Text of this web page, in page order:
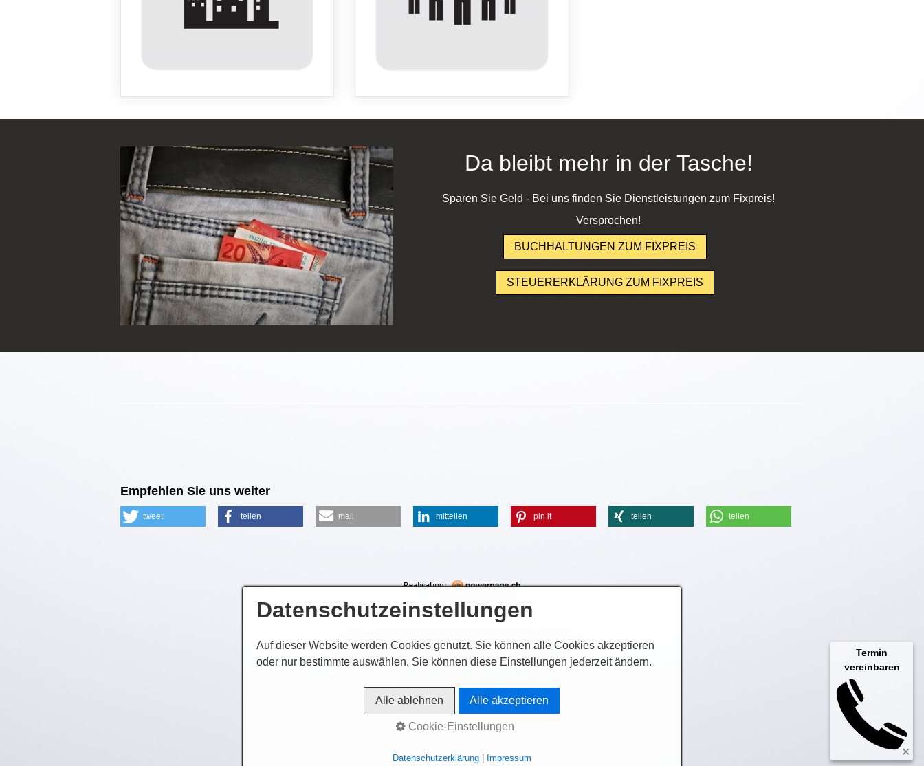
Da bleibt mehr in der Tasche!
Sparen Sie Geld - Bei uns finden Sie Dienstleistungen zum Fixpreis!
Versprochen!
BUCHHALTUNGEN ZUM FIXPREIS
STEUERERKLÄRUNG ZUM FIXPREIS
✕
Termin
vereinbaren
Empfehlen Sie uns weiter
tweet teilen mail mitteilen pin it teilen teilen
Startseite Kontakt Impressum Datenschutz
Datenschutzeinstellungen
Auf dieser Website werden Cookies genutzt. Sie können alle Cookies akzeptieren
oder nur bestimmte auswählen. Sie können diese Einstellungen jederzeit ändern.
Alle ablehnen Alle akzeptieren
Cookie-Einstellungen
Datenschutzerklärung Impressum